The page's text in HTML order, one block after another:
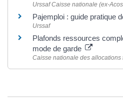
Urssaf Caisse nationale (ex-
Pajemploi : guide pratique
Urssaf
Plafonds ressources
mode de garde
Caisse nationale des allocations